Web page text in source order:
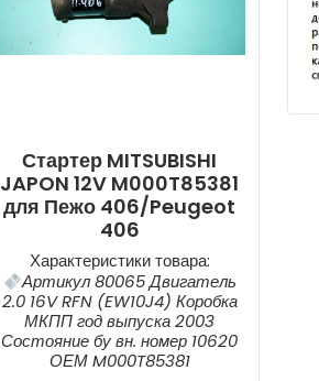
Стартер MITSUBISHI
JAPON 12V M000T85381
для Пежо 406/Peugeot
406
Характеристики товара:
Артикул 80065 Двигатель
2.0 16V RFN (EW10J4) Коробка
МКПП год выпуска 2003
Состояние бу вн. номер 10620
ОЕМ M000T85381